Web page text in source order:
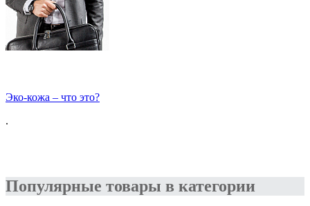
Эко-кожа – что это?
.
Популярные товары в категории